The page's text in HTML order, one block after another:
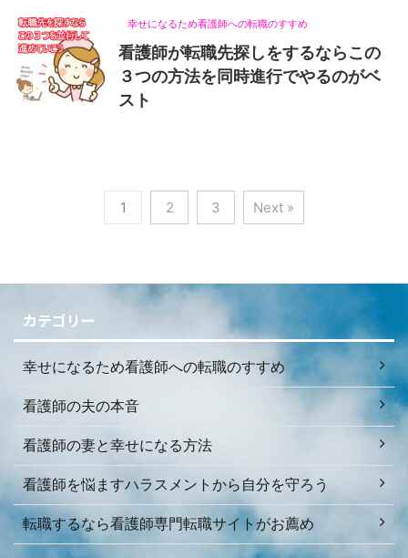
幸せになるため看護師への転職のすすめ
看護師が転職先探しをするならこの
３つの方法を同時進行でやるのがベ
スト
1 2 3 Next »
カテゴリー
幸せになるため看護師への転職のすすめ
看護師の夫の本音
看護師の妻と幸せになる方法
看護師を悩ますハラスメントから自分を守ろう
転職するなら看護師専門転職サイトがお薦め